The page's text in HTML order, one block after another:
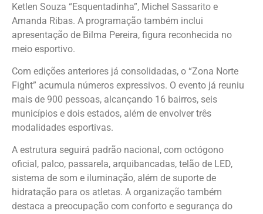
Ketlen Souza “Esquentadinha”, Michel Sassarito e
Amanda Ribas. A programação também inclui
apresentação de Bilma Pereira, figura reconhecida no
meio esportivo.
Com edições anteriores já consolidadas, o “Zona Norte
Fight” acumula números expressivos. O evento já reuniu
mais de 900 pessoas, alcançando 16 bairros, seis
municípios e dois estados, além de envolver três
modalidades esportivas.
A estrutura seguirá padrão nacional, com octógono
oficial, palco, passarela, arquibancadas, telão de LED,
sistema de som e iluminação, além de suporte de
hidratação para os atletas. A organização também
destaca a preocupação com conforto e segurança do